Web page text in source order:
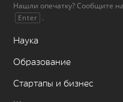
Нашли опечатку? Сообщите
Enter .
Наука
Образование
Стартапы и бизнес